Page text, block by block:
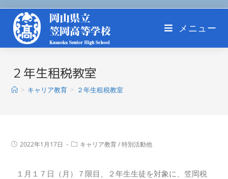
メニュー
２年生租税教室
> キャリア教育 > ２年生租税教室
2022年1月17日 キャリア教育 / 特別活動他
１月１７日（月）７限目、２年生生徒を対象に、笠岡税